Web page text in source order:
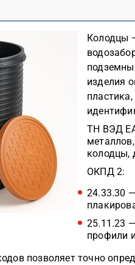
Колодцы
изделия
ТН ВЭД
колодцы,
ОКПД 2:
24.33.30
25.11.23
профили
позволяет точно